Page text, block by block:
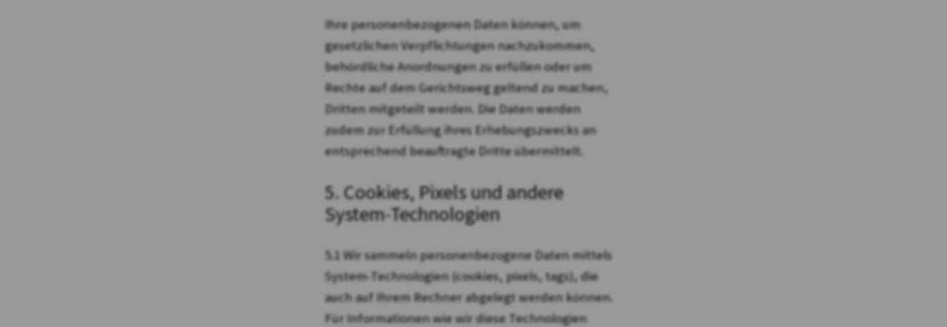
Ihre personenbezogenen Daten können, um
gesetzlichen Verpflichtungen nachzukommen,
behördliche Anordnungen zu erfüllen oder um
Rechte auf dem Gerichtsweg geltend zu machen,
Dritten mitgeteilt werden. Die Daten werden
zudem zur Erfüllung ihres Erhebungszwecks an
entsprechend beauftragte Dritte übermittelt.
5. Cookies, Pixels und andere
System-Technologien
5.1 Wir sammeln personenbezogene Daten mittels
System-Technologien (cookies, pixels, tags), die
auch auf Ihrem Rechner abgelegt werden können.
Für Informationen wie wir diese Technologien